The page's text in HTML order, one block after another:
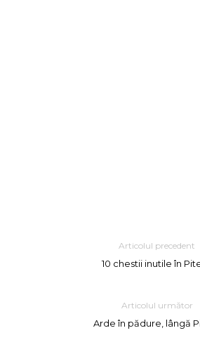
Articolul precedent
10 chestii inutile în
Articolul următor
Arde în pădure, lângă